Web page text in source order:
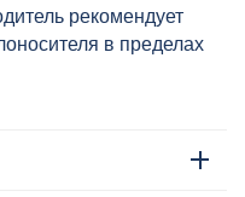
рекомендует
в пределах